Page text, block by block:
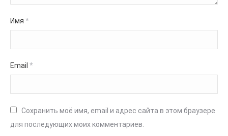
Имя *
Email *
Сохранить моё имя, email и адрес сайта в этом браузере
для последующих моих комментариев.